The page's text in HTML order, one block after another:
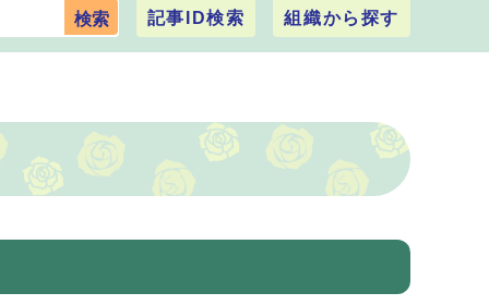
検索 記事ID検索 組織から探す